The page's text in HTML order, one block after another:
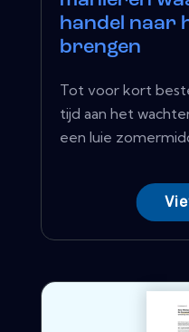
handel naar
brengen
Tot voor kort
tijd aan het
een luie